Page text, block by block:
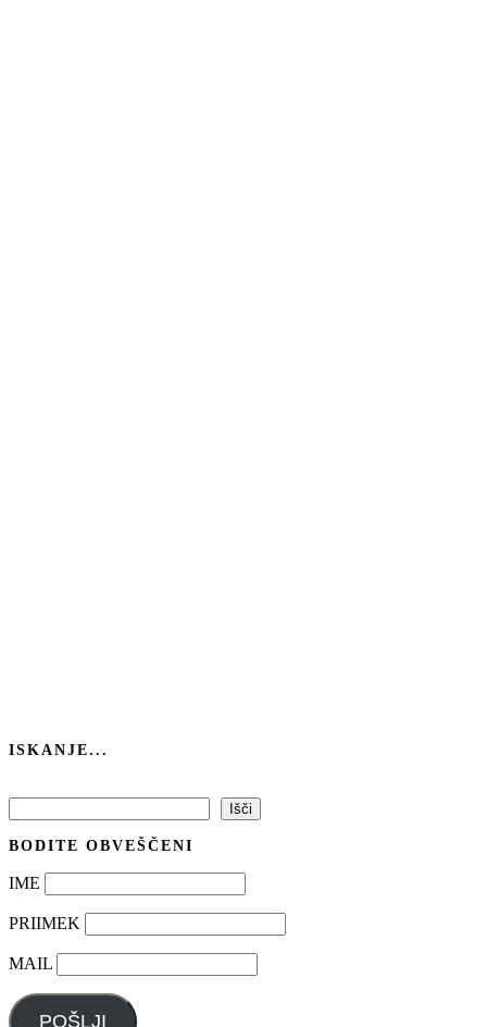
ISKANJE...
Išči
BODITE OBVEŠČENI
IME
PRIIMEK
MAIL
POŠLJI